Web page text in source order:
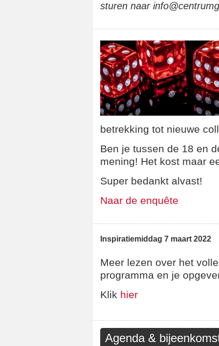
sturen naar
betrekking tot nieuwe
Ben je tussen de 18 en
mening! Het kost maar
Super bedankt alvast!
Naar de enquête
Inspiratiemiddag 7 maart 2022
Meer lezen over het
programma en je
Klik hier
Agenda &